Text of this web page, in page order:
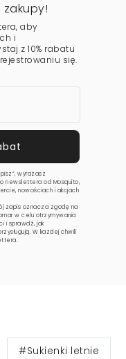
zakupy!
aby
i
z 10% rabatu
się.
wyrażasz
newslettera od Mosquito,
nowościach i akcjach
zapis oznacza zgodę na
w celu otrzymywania
i sprawdź, jak
W każdej chwili
#Sukienki letnie